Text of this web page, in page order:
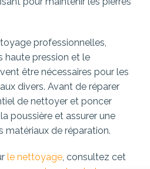
professionnelles,
haute pression et le
être nécessaires pour les
divers. Avant de réparer
de nettoyer et poncer
poussière et assurer une
matériaux de réparation.
le nettoyage , consultez cet